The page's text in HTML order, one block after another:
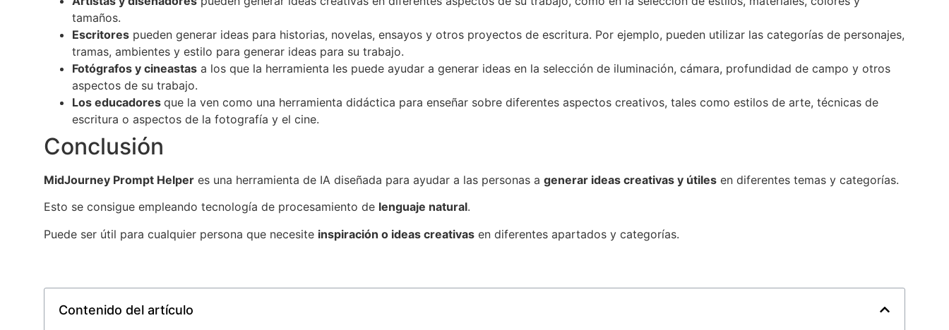
tamaños.
Escritores pueden generar ideas para historias, novelas, ensayos y otros proyectos de escritura. Por ejemplo, pueden utilizar las categorías de personajes,
tramas, ambientes y estilo para generar ideas para su trabajo.
Fotógrafos y cineastas a los que la herramienta les puede ayudar a generar ideas en la selección de iluminación, cámara, profundidad de campo y otros
aspectos de su trabajo.
Los educadores que la ven como una herramienta didáctica para enseñar sobre diferentes aspectos creativos, tales como estilos de arte, técnicas de
escritura o aspectos de la fotografía y el cine.
Conclusión
MidJourney Prompt Helper es una herramienta de IA diseñada para ayudar a las personas a generar ideas creativas y útiles en diferentes temas y categorías.
Esto se consigue empleando tecnología de procesamiento de lenguaje natural.
Puede ser útil para cualquier persona que necesite inspiración o ideas creativas en diferentes apartados y categorías.
Contenido del artículo